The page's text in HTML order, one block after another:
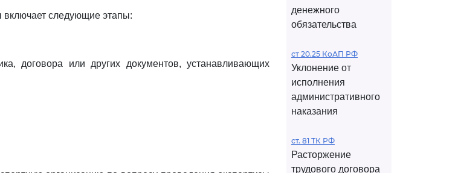
включает следующие этапы:
договора или других документов, устанавливающих
денежного
обязательства
ст 20.25 КоАП РФ
Уклонение от
исполнения
административного
наказания
ст. 81 ТК РФ
Расторжение
трудового договора